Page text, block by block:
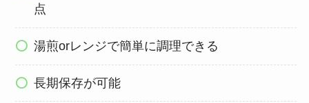
点
湯煎orレンジで簡単に調理できる
長期保存が可能